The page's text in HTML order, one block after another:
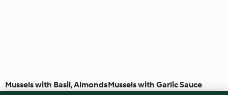
Mussels with Basil, AlmondsMussels with Garlic Sauce